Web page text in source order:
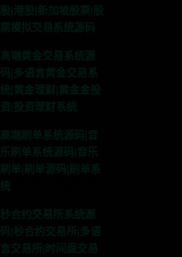
股|港股|新加坡股票|股
票模拟交易系统源码
高端黄金交易系统源
码|多语言黄金交易系
统|黄金理财|黄金金投
资|投资理财系统
高端刷单系统源码|音
乐刷单系统源码|音乐
刷单|刷单源码|刷单系
统
秒合约交易所系统源
码|秒合约交易所|多语
言交易所|时间盘交易